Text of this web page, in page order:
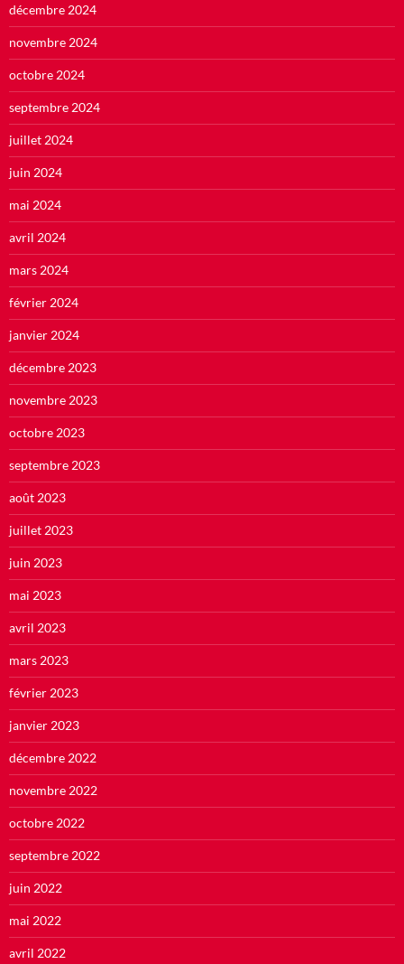
décembre 2024
novembre 2024
octobre 2024
septembre 2024
juillet 2024
juin 2024
mai 2024
avril 2024
mars 2024
février 2024
janvier 2024
décembre 2023
novembre 2023
octobre 2023
septembre 2023
août 2023
juillet 2023
juin 2023
mai 2023
avril 2023
mars 2023
février 2023
janvier 2023
décembre 2022
novembre 2022
octobre 2022
septembre 2022
juin 2022
mai 2022
avril 2022